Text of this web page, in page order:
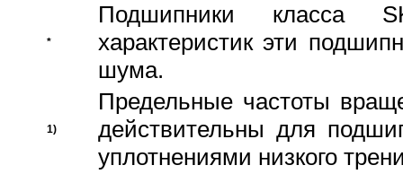
*
Подшипники класса
характеристик эти
шума.
1)
Предельные частоты
действительны для
уплотнениями низкого